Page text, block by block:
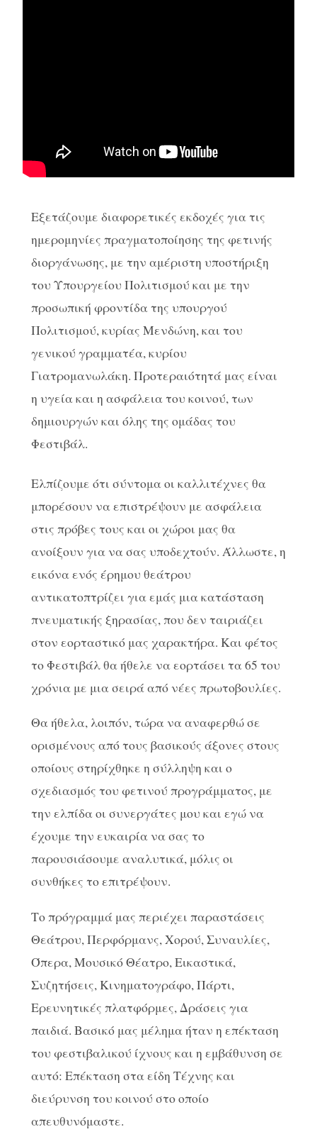
Εξετάζουμε διαφορετικές εκδοχές για τις
ημερομηνίες πραγματοποίησης της φετινής
διοργάνωσης, με την αμέριστη υποστήριξη
του Υπουργείου Πολιτισμού και με την
προσωπική φροντίδα της υπουργού
Πολιτισμού, κυρίας Μενδώνη, και του
γενικού γραμματέα, κυρίου
Γιατρομανωλάκη. Προτεραιότητά μας είναι
η υγεία και η ασφάλεια του κοινού, των
δημιουργών και όλης της ομάδας του
Φεστιβάλ.
Ελπίζουμε ότι σύντομα οι καλλιτέχνες θα
μπορέσουν να επιστρέψουν με ασφάλεια
στις πρόβες τους και οι χώροι μας θα
ανοίξουν για να σας υποδεχτούν. Άλλωστε, η
εικόνα ενός έρημου θεάτρου
αντικατοπτρίζει για εμάς μια κατάσταση
πνευματικής ξηρασίας, που δεν ταιριάζει
στον εορταστικό μας χαρακτήρα. Και φέτος
το Φεστιβάλ θα ήθελε να εορτάσει τα 65 του
χρόνια με μια σειρά από νέες πρωτοβουλίες.
Θα ήθελα, λοιπόν, τώρα να αναφερθώ σε
ορισμένους από τους βασικούς άξονες στους
οποίους στηρίχθηκε η σύλληψη και ο
σχεδιασμός του φετινού προγράμματος, με
την ελπίδα οι συνεργάτες μου και εγώ να
έχουμε την ευκαιρία να σας το
παρουσιάσουμε αναλυτικά, μόλις οι
συνθήκες το επιτρέψουν.
Το πρόγραμμά μας περιέχει παραστάσεις
Θεάτρου, Περφόρμανς, Χορού, Συναυλίες,
Όπερα, Μουσικό Θέατρο, Εικαστικά,
Συζητήσεις, Κινηματογράφο, Πάρτι,
Ερευνητικές πλατφόρμες, Δράσεις για
παιδιά. Βασικό μας μέλημα ήταν η επέκταση
του φεστιβαλικού ίχνους και η εμβάθυνση σε
αυτό: Επέκταση στα είδη Τέχνης και
διεύρυνση του κοινού στο οποίο
απευθυνόμαστε.